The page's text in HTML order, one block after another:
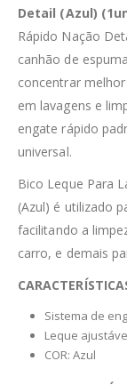
Detail (Azul)
Rápido Nação
canhão de
concentrar
em lavagens e
engate rápido
universal.
Bico Leque Para
(Azul) é utilizado
facilitando a
carro, e demais
Sistema de
Leque
COR: Azul